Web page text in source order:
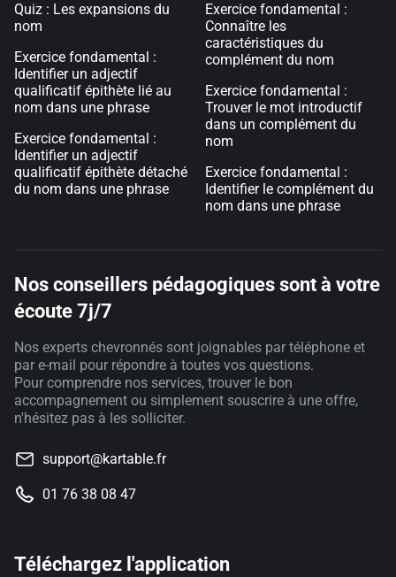
Quiz : Les expansions du
nom
Exercice fondamental :
Identifier un adjectif
qualificatif épithète lié au
nom dans une phrase
Exercice fondamental :
Identifier un adjectif
qualificatif épithète détaché
du nom dans une phrase
Exercice fondamental :
Connaître les
caractéristiques du
complément du nom
Exercice fondamental :
Trouver le mot introductif
dans un complément du
nom
Exercice fondamental :
Identifier le complément du
nom dans une phrase
Nos conseillers pédagogiques sont à votre
écoute 7j/7
Nos experts chevronnés sont joignables par téléphone et
par e-mail pour répondre à toutes vos questions.
Pour comprendre nos services, trouver le bon
accompagnement ou simplement souscrire à une offre,
n'hésitez pas à les solliciter.
support@kartable.fr
01 76 38 08 47
Téléchargez l'application